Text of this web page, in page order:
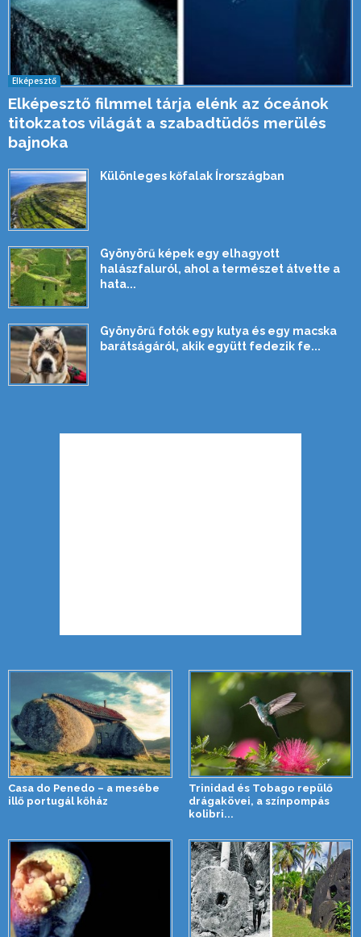
Elképesztő
Elképesztő filmmel tárja elénk az óceánok
titokzatos világát a szabadtüdős merülés
bajnoka
Különleges kőfalak Írországban
Gyönyörű képek egy elhagyott
halászfaluról, ahol a természet átvette a
hata...
Gyönyörű fotók egy kutya és egy macska
barátságáról, akik együtt fedezik fe...
Casa do Penedo – a mesébe
illő portugál kőház
Trinidad és Tobago repülő
drágakövei, a színpompás
kolibri...